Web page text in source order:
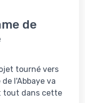
de
tourné vers
l'Abbaye va
tout dans cette